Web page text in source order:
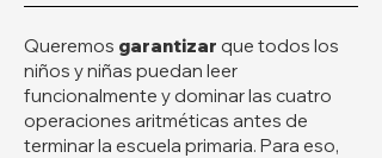
Queremos garantizar que todos los
niños y niñas puedan leer
funcionalmente y dominar las cuatro
operaciones aritméticas antes de
terminar la escuela primaria. Para eso,